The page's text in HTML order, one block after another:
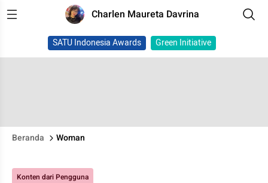
Charlen Maureta Davrina
SATU Indonesia Awards Green Initiative
Beranda Woman
Konten dari Pengguna